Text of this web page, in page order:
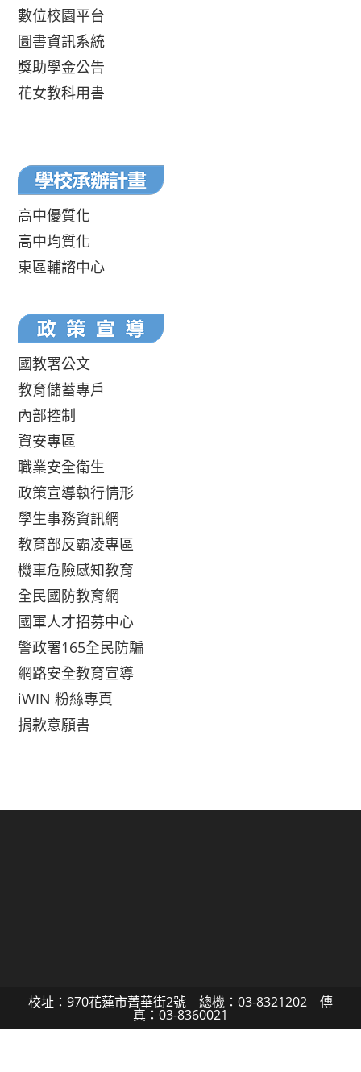
數位校園平台
圖書資訊系統
獎助學金公告
花女教科用書
高中優質化
高中均質化
東區輔諮中心
國教署公文
教育儲蓄專戶
內部控制
資安專區
職業安全衛生
政策宣導執行情形
學生事務資訊網
教育部反霸凌專區
機車危險感知教育
全民國防教育網
國軍人才招募中心
警政署165全民防騙
網路安全教育宣導
iWIN 粉絲專頁
捐款意願書
校址：970花蓮市菁華街2號 總機：03-8321202 傳
真：03-8360021